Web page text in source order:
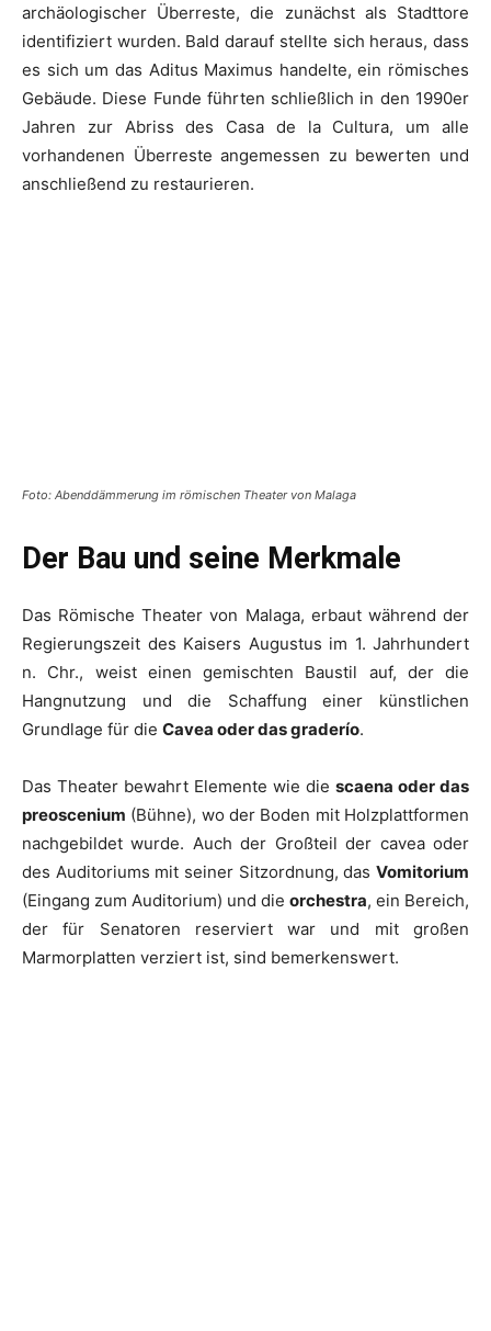
archäologischer Überreste, die zunächst als Stadttore
identifiziert wurden. Bald darauf stellte sich heraus, dass
es sich um das Aditus Maximus handelte, ein römisches
Gebäude. Diese Funde führten schließlich in den 1990er
Jahren zur Abriss des Casa de la Cultura, um alle
vorhandenen Überreste angemessen zu bewerten und
anschließend zu restaurieren.
Foto: Abenddämmerung im römischen Theater von Malaga
Der Bau und seine Merkmale
Das Römische Theater von Malaga, erbaut während der
Regierungszeit des Kaisers Augustus im 1. Jahrhundert
n. Chr., weist einen gemischten Baustil auf, der die
Hangnutzung und die Schaffung einer künstlichen
Grundlage für die Cavea oder das graderío.
Das Theater bewahrt Elemente wie die scaena oder das
preoscenium (Bühne), wo der Boden mit Holzplattformen
nachgebildet wurde. Auch der Großteil der cavea oder
des Auditoriums mit seiner Sitzordnung, das Vomitorium
(Eingang zum Auditorium) und die orchestra, ein Bereich,
der für Senatoren reserviert war und mit großen
Marmorplatten verziert ist, sind bemerkenswert.